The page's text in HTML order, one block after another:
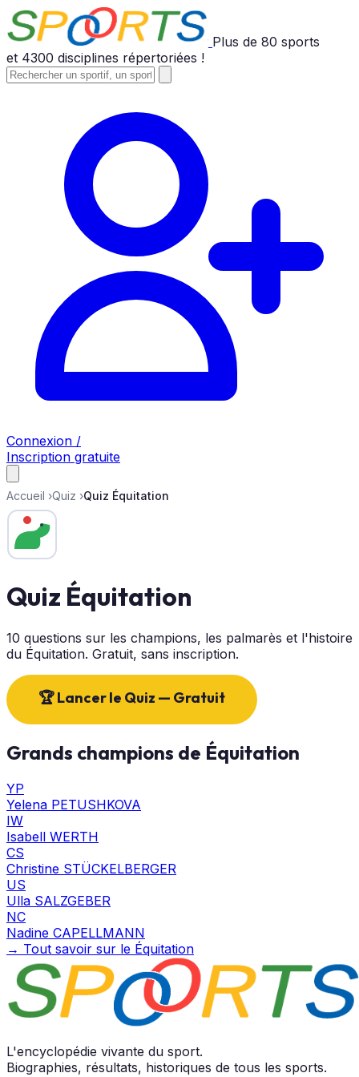
Plus de 80 sports
et 4300 disciplines répertoriées !
Connexion /
Inscription gratuite
Accueil ›Quiz ›Quiz Équitation
Quiz Équitation
10 questions sur les champions, les palmarès et l'histoire
du Équitation. Gratuit, sans inscription.
🏆 Lancer le Quiz — Gratuit
Grands champions de Équitation
YP
Yelena PETUSHKOVA
IW
Isabell WERTH
CS
Christine STÜCKELBERGER
US
Ulla SALZGEBER
NC
Nadine CAPELLMANN
→ Tout savoir sur le Équitation
L'encyclopédie vivante du sport.
Biographies, résultats, historiques de tous les sports.